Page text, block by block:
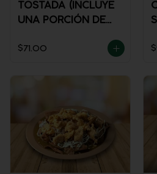
TOSTADA (INCLUYE
UNA PORCIÓN DE
$71.00